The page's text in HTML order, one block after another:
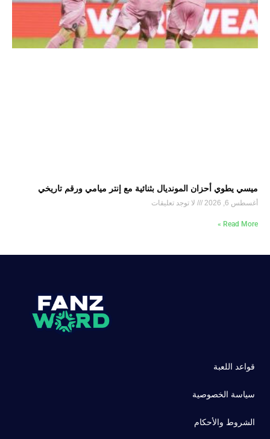
ميسي يطوي أحزان المونديال بثنائية مع إنتر ميامي ورقم تاريخي
أغسطس 6, 2026 لا توجد تعليقات
Read More »
قواعد اللعبة
سياسة الخصوصية
الشروط والأحكام